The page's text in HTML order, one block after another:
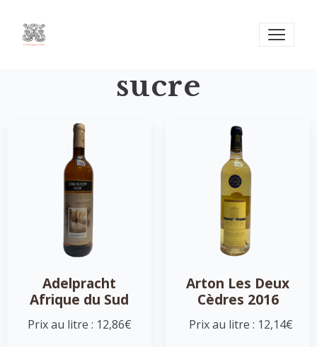
sucre
Adelpracht
Afrique du Sud
Prix au litre : 12,86€
Arton Les Deux
Cèdres 2016
Prix au litre : 12,14€